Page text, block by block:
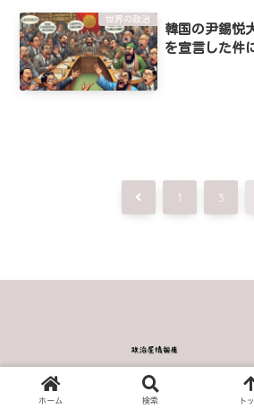
世界の政治
韓国の尹錫悦
を宣言した件
前 1 3
© 2024 政治屋情報
ホーム 検索 ト